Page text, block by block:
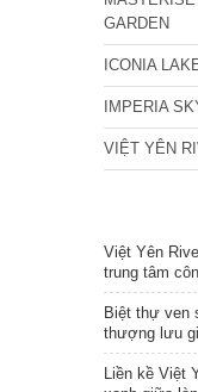
GARDEN
ICONIA
IMPERIA
VIỆT YÊN
Việt Yên
trung tâm
Biệt thự ven
thượng lưu
Liền kề Việt